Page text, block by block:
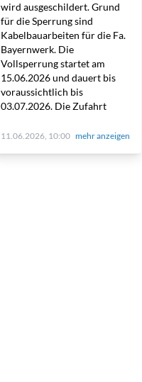
wird ausgeschildert. Grund
für die Sperrung sind
Kabelbauarbeiten für die Fa.
Bayernwerk. Die
Vollsperrung startet am
15.06.2026 und dauert bis
voraussichtlich bis
03.07.2026. Die Zufahrt
11.06.2026, 10:00 mehr anzeigen